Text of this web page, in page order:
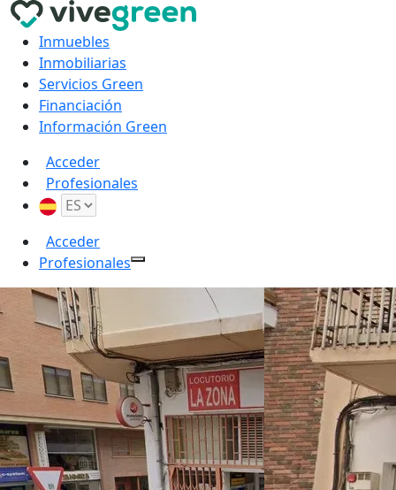
Inmuebles
Inmobiliarias
Servicios Green
Financiación
Información Green
Acceder
Profesionales
Acceder
Profesionales